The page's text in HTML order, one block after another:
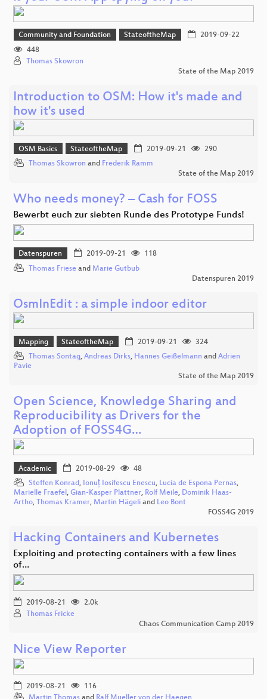
Community and Foundation StateoftheMap
2019-09-22
448
Thomas Skowron
State of the Map 2019
Introduction to OSM: How it's made and
how it's used
OSM Basics StateoftheMap 2019-09-21
290
Thomas Skowron and Frederik Ramm
State of the Map 2019
Who needs money? – Cash for FOSS
Bewerbt euch zur siebten Runde des Prototype Funds!
Datenspuren 2019-09-21
118
Thomas Friese and Marie Gutbub
Datenspuren 2019
OsmInEdit : a simple indoor editor
Mapping StateoftheMap 2019-09-21
324
Thomas Sontag, Andreas Dirks, Hannes Geißelmann and Adrien
Pavie
State of the Map 2019
Open Science, Knowledge Sharing and
Reproducibility as Drivers for the
Adoption of FOSS4G…
Academic 2019-08-29
48
Steffen Konrad, Ionuț Iosifescu Enescu, Lucía de Espona Pernas,
Marielle Fraefel, Gian-Kasper Plattner, Rolf Meile, Dominik Haas-
Artho, Thomas Kramer, Martin Hägeli and Leo Bont
FOSS4G 2019
Hacking Containers and Kubernetes
Exploiting and protecting containers with a few lines
of…
2019-08-21
2.0k
Thomas Fricke
Chaos Communication Camp 2019
Nice View Reporter
2019-08-21
116